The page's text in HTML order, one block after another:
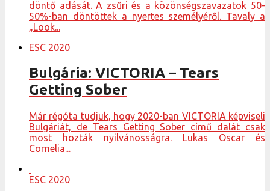
döntő adását. A zsűri és a közönségszavazatok 50-
50%-ban döntöttek a nyertes személyéről. Tavaly a
„Look...
ESC 2020
Bulgária: VICTORIA – Tears
Getting Sober
Már régóta tudjuk, hogy 2020-ban VICTORIA képviseli
Bulgáriát, de Tears Getting Sober című dalát csak
most hozták nyilvánosságra. Lukas Oscar és
Cornelia...
ESC 2020